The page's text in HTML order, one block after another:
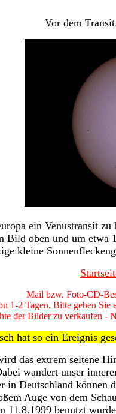
Vor dem
ein Venustransit zu
Bild oben und um
kleine
Mail bzw. Foto-CD-
1-2 Tagen. Bitte geben
der Bilder zu verkaufen -
hat so ein Ereignis
das extrem seltene
wandert unser
in Deutschland können
Auge von dem
11.8.1999 benutzt